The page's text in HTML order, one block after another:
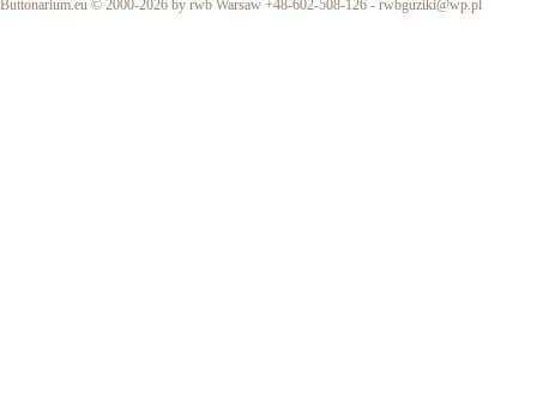
Buttonarium.eu © 2000-2026 by rwb Warsaw +48-602-508-126 - rwbguziki@wp.pl